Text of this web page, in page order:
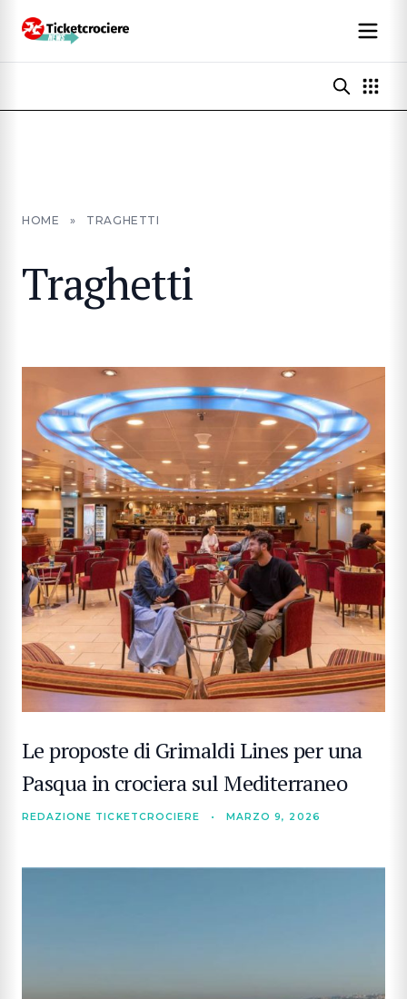
HOME » TRAGHETTI
Traghetti
Le proposte di Grimaldi Lines per una
Pasqua in crociera sul Mediterraneo
REDAZIONE TICKETCROCIERE • MARZO 9, 2026